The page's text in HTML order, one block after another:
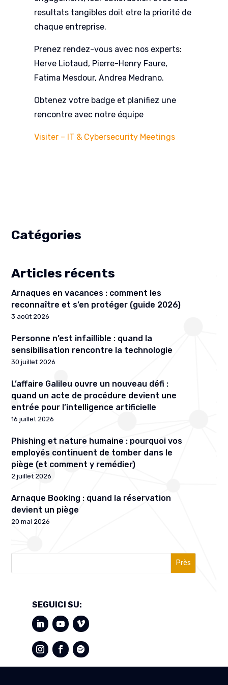
Catégories
Articles récents
Arnaques en vacances : comment les
reconnaître et s’en protéger (guide 2026)
3 août 2026
Personne n’est infaillible : quand la
sensibilisation rencontre la technologie
30 juillet 2026
L’affaire Galileu ouvre un nouveau défi :
quand un acte de procédure devient une
entrée pour l’intelligence artificielle
16 juillet 2026
Phishing et nature humaine : pourquoi vos
employés continuent de tomber dans le
piège (et comment y remédier)
2 juillet 2026
Arnaque Booking : quand la réservation
devient un piège
20 mai 2026
Près
SEGUICI SU:
resultats tangibles doit etre la priorité de
chaque entreprise.
Prenez rendez-vous avec nos experts:
Herve Liotaud, Pierre-Henry Faure,
Fatima Mesdour, Andrea Medrano.
Obtenez votre badge et planifiez une
rencontre avec notre équipe
Visiter – IT & Cybersecurity Meetings